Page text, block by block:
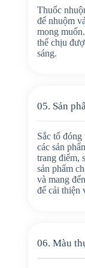
Thuốc
để nhuộm
mong
thể chịu
sáng.
05. Sản
Sắc tố
các sản
trang điểm,
sản phẩm
và mang
để cải thiện
06. Màu